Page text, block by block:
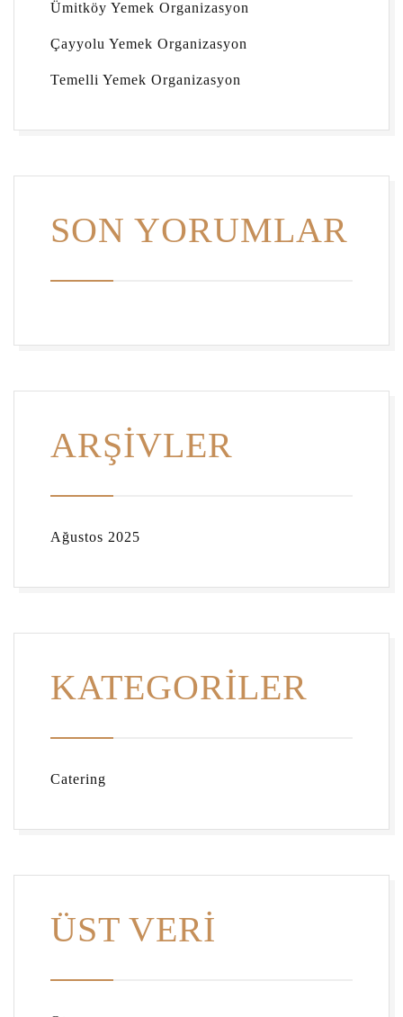
Ümitköy Yemek Organizasyon
Çayyolu Yemek Organizasyon
Temelli Yemek Organizasyon
SON YORUMLAR
ARŞIVLER
Ağustos 2025
KATEGORILER
Catering
ÜST VERI